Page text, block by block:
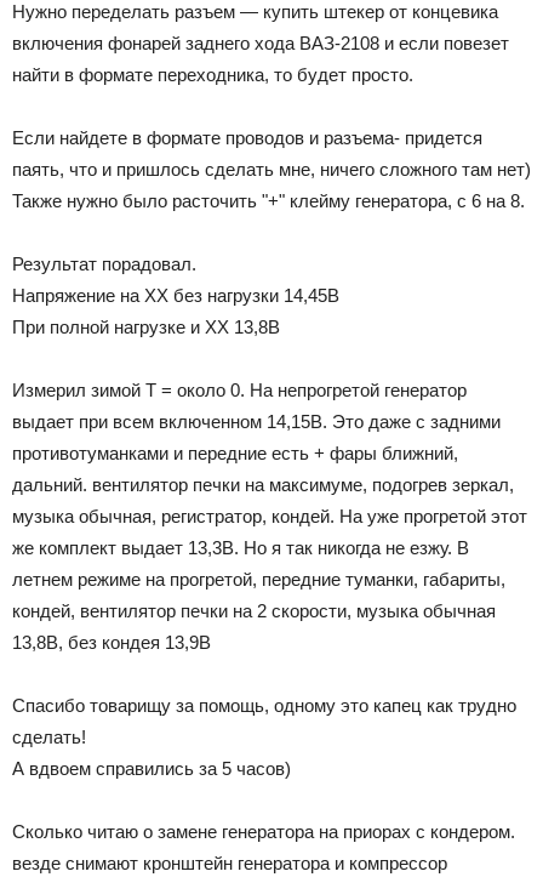
Нужно переделать разъем — купить штекер от концевика
включения фонарей заднего хода ВАЗ-2108 и если повезет
найти в формате переходника, то будет просто.
Если найдете в формате проводов и разъема- придется
паять, что и пришлось сделать мне, ничего сложного там нет)
Также нужно было расточить "+" клейму генератора, с 6 на 8.
Результат порадовал.
Напряжение на ХХ без нагрузки 14,45В
При полной нагрузке и ХХ 13,8В
Измерил зимой Т = около 0. На непрогретой генератор
выдает при всем включенном 14,15В. Это даже с задними
противотуманками и передние есть + фары ближний,
дальний. вентилятор печки на максимуме, подогрев зеркал,
музыка обычная, регистратор, кондей. На уже прогретой этот
же комплект выдает 13,3В. Но я так никогда не езжу. В
летнем режиме на прогретой, передние туманки, габариты,
кондей, вентилятор печки на 2 скорости, музыка обычная
13,8В, без кондея 13,9В
Спасибо товарищу за помощь, одному это капец как трудно
сделать!
А вдвоем справились за 5 часов)
Сколько читаю о замене генератора на приорах с кондером.
везде снимают кронштейн генератора и компрессор